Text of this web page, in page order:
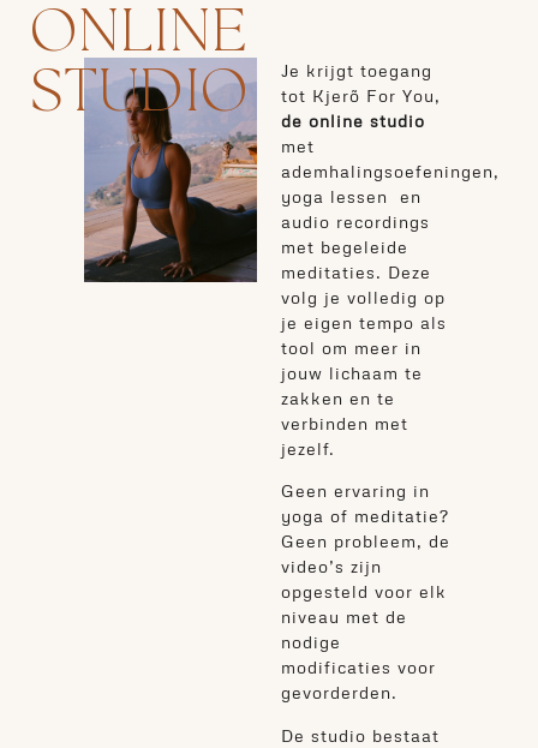
ONLINE
STUDIO
Je krijgt toegang
tot Kjerõ For You,
de online studio
met
ademhalingsoefeningen,
yoga lessen en
audio recordings
met begeleide
meditaties. Deze
volg je volledig op
je eigen tempo als
tool om meer in
jouw lichaam te
zakken en te
verbinden met
jezelf.
Geen ervaring in
yoga of meditatie?
Geen probleem, de
video’s zijn
opgesteld voor elk
niveau met de
nodige
modificaties voor
gevorderden.
De studio bestaat